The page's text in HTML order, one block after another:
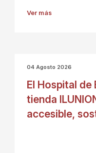
Ver más
04 Agosto 2026
El Hospital
tienda
accesible,